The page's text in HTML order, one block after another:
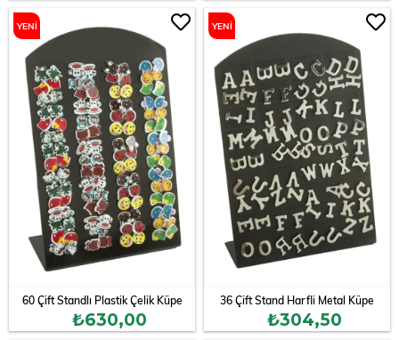
60 Çift Standlı Plastik Çelik Küpe
₺630,00
YENI
ÜRÜN
36 Çift Stand Harfli Metal Küpe
₺304,50
YENI
ÜRÜN